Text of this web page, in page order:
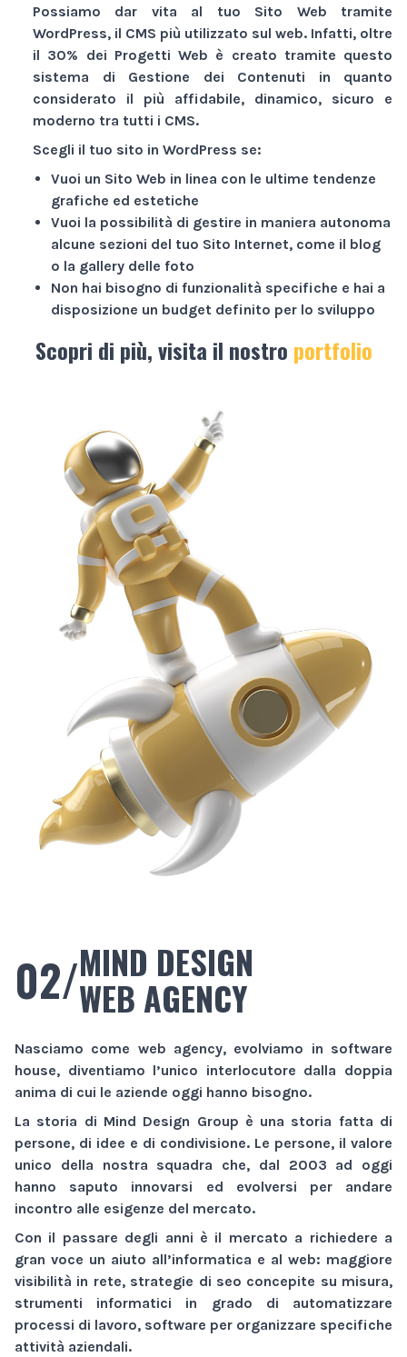
Possiamo dar vita al tuo Sito Web tramite
WordPress, il CMS più utilizzato sul web. Infatti, oltre
il 30% dei Progetti Web è creato tramite questo
sistema di Gestione dei Contenuti in quanto
considerato il più affidabile, dinamico, sicuro e
moderno tra tutti i CMS.
Scegli il tuo sito in WordPress se:
Vuoi un Sito Web in linea con le ultime tendenze
grafiche ed estetiche
Vuoi la possibilità di gestire in maniera autonoma
alcune sezioni del tuo Sito Internet, come il blog
o la gallery delle foto
Non hai bisogno di funzionalità specifiche e hai a
disposizione un budget definito per lo sviluppo
Scopri di più, visita il nostro portfolio
02/MIND DESIGN
WEB AGENCY
Nasciamo come web agency, evolviamo in software
house, diventiamo l’unico interlocutore dalla doppia
anima di cui le aziende oggi hanno bisogno.
La storia di Mind Design Group è una storia fatta di
persone, di idee e di condivisione. Le persone, il valore
unico della nostra squadra che, dal 2003 ad oggi
hanno saputo innovarsi ed evolversi per andare
incontro alle esigenze del mercato.
Con il passare degli anni è il mercato a richiedere a
gran voce un aiuto all’informatica e al web: maggiore
visibilità in rete, strategie di seo concepite su misura,
strumenti informatici in grado di automatizzare
processi di lavoro, software per organizzare specifiche
attività aziendali.